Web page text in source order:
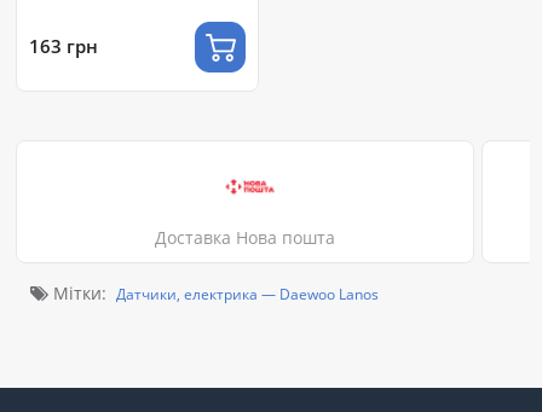
1.4/1.5,NEXIA 1.5
(96144933)
163 грн
Доставка Нова пошта
Мітки: Датчики, електрика — Daewoo Lanos